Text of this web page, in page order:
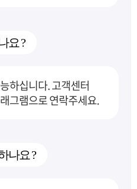
요 ?
하십니다. 고객센터
그램으로 연락주세요.
나요 ?